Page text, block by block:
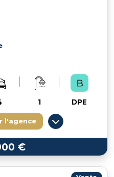
1 DPE
l'agence
€